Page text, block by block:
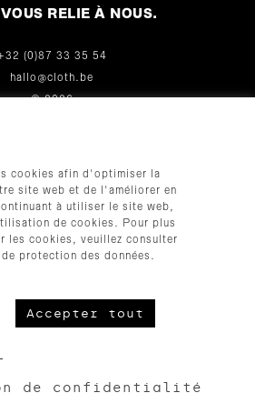
RELIE À NOUS.
(0)87 33 35 54
hallo@cloth.be
© 2026
non trouvé !
cookies afin d'optimiser la
site web et de l'améliorer en
à utiliser le site web,
de cookies. Pour plus
les cookies, veuillez consulter
protection des données.
Accepter tout
de confidentialité